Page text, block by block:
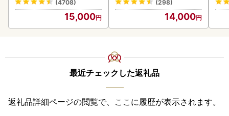
(4708)
15,000
(298)
14,000
最近チェックした返礼品
返礼品詳細ページの閲覧で、ここに履歴が表示されます。